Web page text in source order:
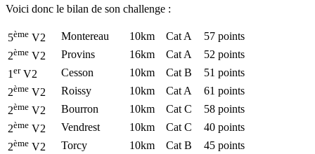
Voici donc le bilan de son challenge :
5ème V2 Montereau 10km Cat A
57 points
2ème V2 Provins 16km Cat A
52 points
1erV2 Cesson 10km Cat B
51 points
2ème V2 Roissy 10km Cat A
61 points
2ème V2 Bourron 10km Cat C
58 points
2ème V2 Vendrest 10km Cat C
40 points
2ème V2 Torcy 10km Cat B
45 points